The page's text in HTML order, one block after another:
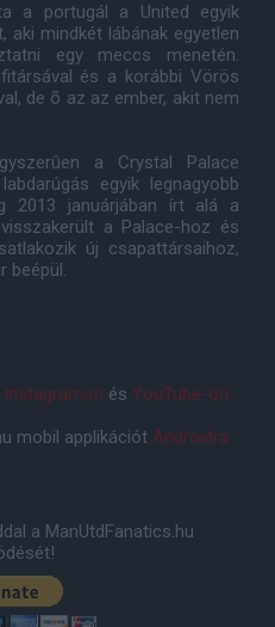
a portugál a United egyik
aki mindkét lábának egyetlen
egy meccs menetén.
és a korábbi Vörös
de õ az az ember, akit nem
a Crystal Palace
egyik legnagyobb
2013 januárjában írt alá a
a Palace-hoz és
új csapattársaihoz,
beépül.
Instagramon és YouTube-on
mobil applikációt Androidra
a ManUtdFanatics.hu